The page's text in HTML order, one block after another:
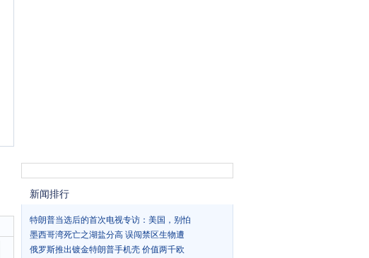
新闻排行
特朗普当选后的首次电视专访：美国，别怕
墨西哥湾死亡之湖盐分高 误闯禁区生物遭
俄罗斯推出镀金特朗普手机壳 价值两千欧